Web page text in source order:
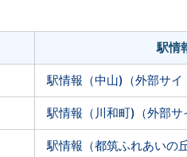
駅情
駅情報（中山)（外部サイ
駅情報（川和町)（外部サ
駅情報（都筑ふれあいの